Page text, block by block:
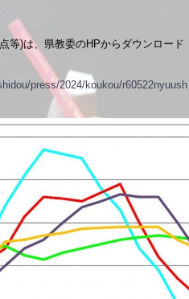
等)は、県教委のHPからダウンロード
press/2024/koukou/r60522nyuush